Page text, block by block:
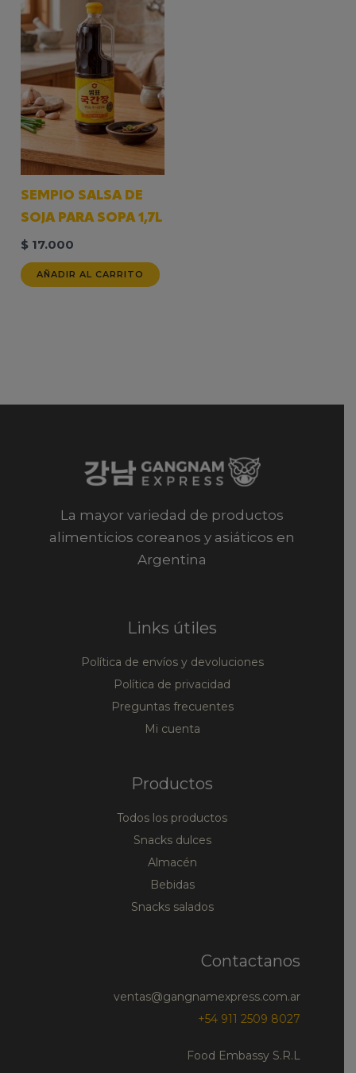
SEMPIO SALSA DE
SOJA PARA SOPA 1,7L
$ 17.000
AÑADIR AL CARRITO
La mayor variedad de productos
alimenticios coreanos y asiáticos en
Argentina
Links útiles
Política de envíos y devoluciones
Política de privacidad
Preguntas frecuentes
Mi cuenta
Productos
Todos los productos
Snacks dulces
Almacén
Bebidas
Snacks salados
Contactanos
ventas@gangnamexpress.com.ar
+54 911 2509 8027
Food Embassy S.R.L